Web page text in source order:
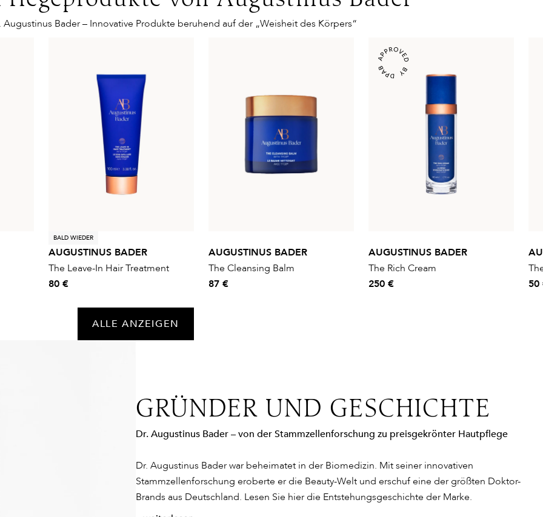
Bader – Innovative Produkte beruhend auf der „Weisheit des Körpers“
BALD WIEDER
AUGUSTINUS BADER
The Leave-In Hair Treatment
80 €
AUGUSTINUS BADER
The Cleansing Balm
87 €
AUGUSTINUS BADER
The Rich Cream
250 €
50
ALLE ANZEIGEN
GRÜNDER UND GESCHICHTE
Dr. Augustinus Bader – von der Stammzellenforschung zu preisgekrönter Hautpflege
Dr. Augustinus Bader war beheimatet in der Biomedizin. Mit seiner innovativen
Stammzellenforschung eroberte er die Beauty-Welt und erschuf eine der größten Doktor-
Brands aus Deutschland. Lesen Sie hier die Entstehungsgeschichte der Marke.